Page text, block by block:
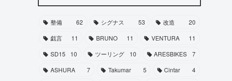
整備 62 シグナス 53 改造
20
戯言
11 BRUNO 11 VENTURA
11
SD15
10 ツーリング 10 ARESBIKES
7
ASHURA
7 Takumar 5 Cintar
4